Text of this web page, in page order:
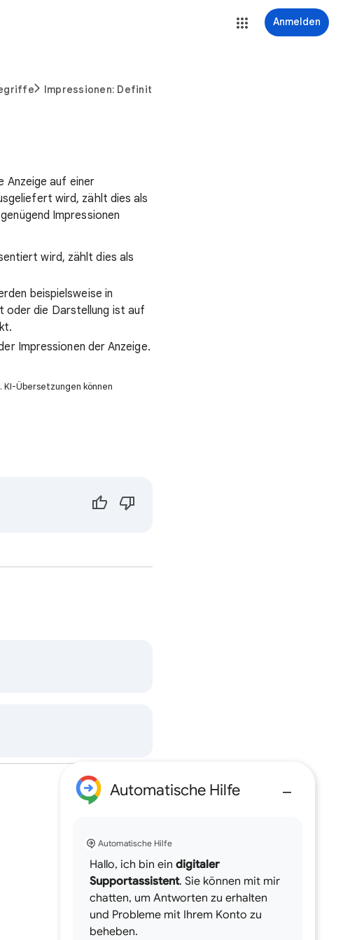
Anmelden
Impressionen: Definition
Anzeige auf einer
wird, zählt dies als
Impressionen
wird, zählt dies als
beispielsweise in
oder die Darstellung ist auf
Impressionen der Anzeige.
Übersetzungen können
Automatische Hilfe
Automatische Hilfe
Hallo, ich bin ein digitaler
Supportassistent. Sie können mit mir
chatten, um Antworten zu erhalten
und Probleme mit Ihrem Konto zu
beheben.